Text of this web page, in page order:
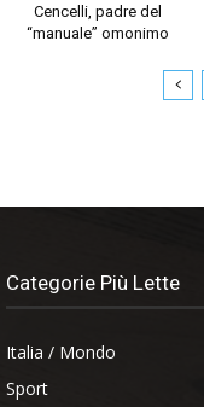
Cencelli, padre del
“manuale” omonimo
Categorie Più Lette
Italia / Mondo
Sport